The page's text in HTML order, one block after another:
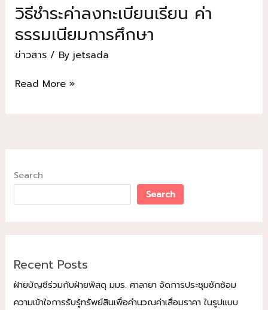
วิธีชำระค่าลงทะเบียนเรียน ค่า
ธรรมเนียมการศึกษา
ข่าวสาร/ By jetsada
วิธี
ค่า
ธรรมเนียม
การ
Read More »
Search
Search
Recent Posts
ฝ่ายบัญชีร่วมกับฝ่ายพัสดุ มมร. ศาลายา จัดการประชุมซักซ้อม
ความเข้าใจการรับรู้ทรัพย์สินเพื่อคำนวณค่าเสื่อมราคา ในรูปแบบ